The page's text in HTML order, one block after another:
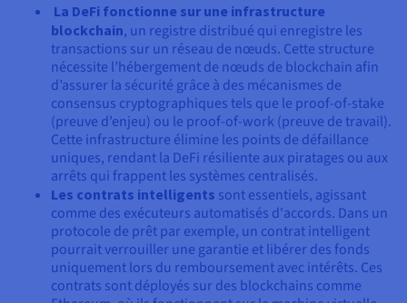
La DeFi fonctionne sur une infrastructure
blockchain, un registre distribué qui enregistre les
transactions sur un réseau de nœuds. Cette structure
nécessite l’hébergement de nœuds de blockchain afin
d’assurer la sécurité grâce à des mécanismes de
consensus cryptographiques tels que le proof-of-stake
(preuve d’enjeu) ou le proof-of-work (preuve de travail).
Cette infrastructure élimine les points de défaillance
uniques, rendant la DeFi résiliente aux piratages ou aux
arrêts qui frappent les systèmes centralisés.
Les contrats intelligents sont essentiels, agissant
comme des exécuteurs automatisés d'accords. Dans un
protocole de prêt par exemple, un contrat intelligent
pourrait verrouiller une garantie et libérer des fonds
uniquement lors du remboursement avec intérêts. Ces
contrats sont déployés sur des blockchains comme